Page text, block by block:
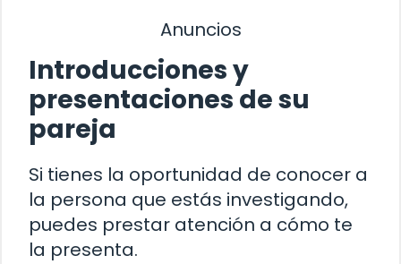
Anuncios
Introducciones y
presentaciones de su
pareja
Si tienes la oportunidad de conocer a
la persona que estás investigando,
puedes prestar atención a cómo te
la presenta.